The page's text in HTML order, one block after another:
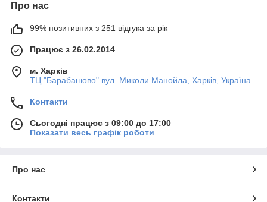
Про нас
99% позитивних з 251 відгука за рік
Працює з 26.02.2014
м. Харків
ТЦ "Барабашово" вул. Миколи Манойла, Харків, Україна
Контакти
Сьогодні працює з 09:00 до 17:00
Показати весь графік роботи
Про нас
Контакти